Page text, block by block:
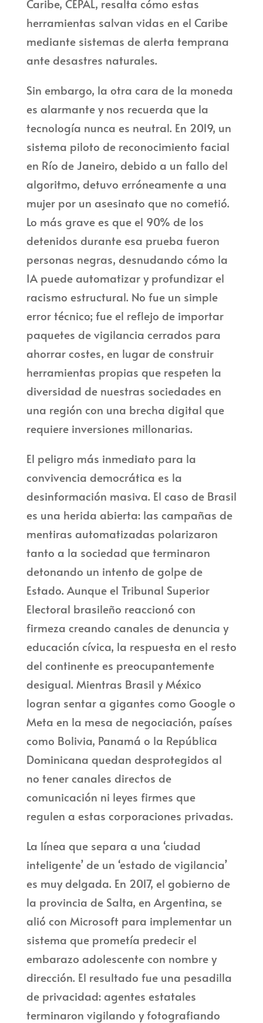
Caribe, CEPAL, resalta cómo estas
herramientas salvan vidas en el Caribe
mediante sistemas de alerta temprana
ante desastres naturales.
Sin embargo, la otra cara de la moneda
es alarmante y nos recuerda que la
tecnología nunca es neutral. En 2019, un
sistema piloto de reconocimiento facial
en Río de Janeiro, debido a un fallo del
algoritmo, detuvo erróneamente a una
mujer por un asesinato que no cometió.
Lo más grave es que el 90% de los
detenidos durante esa prueba fueron
personas negras, desnudando cómo la
IA puede automatizar y profundizar el
racismo estructural. No fue un simple
error técnico; fue el reflejo de importar
paquetes de vigilancia cerrados para
ahorrar costes, en lugar de construir
herramientas propias que respeten la
diversidad de nuestras sociedades en
una región con una brecha digital que
requiere inversiones millonarias.
El peligro más inmediato para la
convivencia democrática es la
desinformación masiva. El caso de Brasil
es una herida abierta: las campañas de
mentiras automatizadas polarizaron
tanto a la sociedad que terminaron
detonando un intento de golpe de
Estado. Aunque el Tribunal Superior
Electoral brasileño reaccionó con
firmeza creando canales de denuncia y
educación cívica, la respuesta en el resto
del continente es preocupantemente
desigual. Mientras Brasil y México
logran sentar a gigantes como Google o
Meta en la mesa de negociación, países
como Bolivia, Panamá o la República
Dominicana quedan desprotegidos al
no tener canales directos de
comunicación ni leyes firmes que
regulen a estas corporaciones privadas.
La línea que separa a una ‘ciudad
inteligente’ de un ‘estado de vigilancia’
es muy delgada. En 2017, el gobierno de
la provincia de Salta, en Argentina, se
alió con Microsoft para implementar un
sistema que prometía predecir el
embarazo adolescente con nombre y
dirección. El resultado fue una pesadilla
de privacidad: agentes estatales
terminaron vigilando y fotografiando